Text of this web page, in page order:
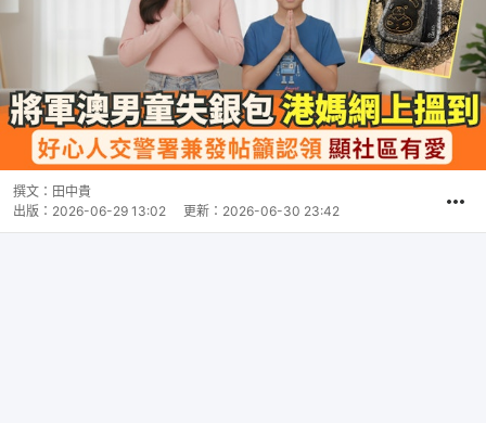
撰文： 田中貴
出版： 2026-06-29 13:02 更新： 2026-06-30 23:42